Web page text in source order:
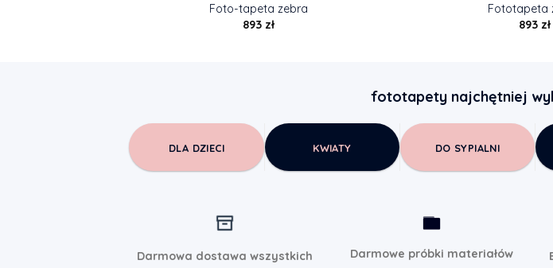
Foto-tapeta zebra
893 zł
Fototapeta
893 zł
fototapety najchętniej
DLA DZIECI KWIATY DO SYPIALNI
Darmowa dostawa wszystkich
Darmowe próbki materiałów